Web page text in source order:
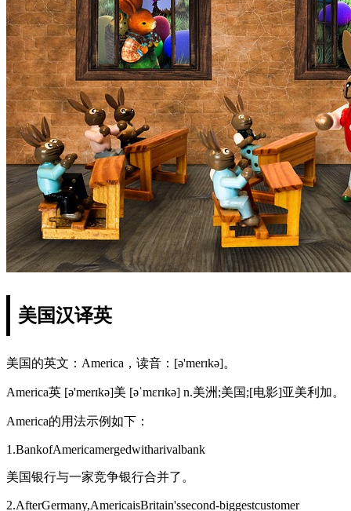
美国汉译英
美国的英文：America，读音：[ə'merɪkə]。
America英 [ə'merɪkə]美 [əˈmɛrɪkə] n.美洲;美国;[电影]亚美利加。
America的用法示例如下：
1.BankofAmericamergedwitharivalbank
美国银行与一家竞争银行合并了。
2.AfterGermany,AmericaisBritain'ssecond-biggestcustomer